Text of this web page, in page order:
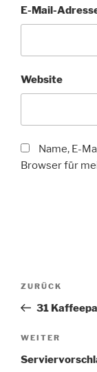
E-Mail-
Website
Name, E-
Browser für
Vorheriger
Beitrag
ZURÜCK
31
Nächster
Beitrag
WEITER